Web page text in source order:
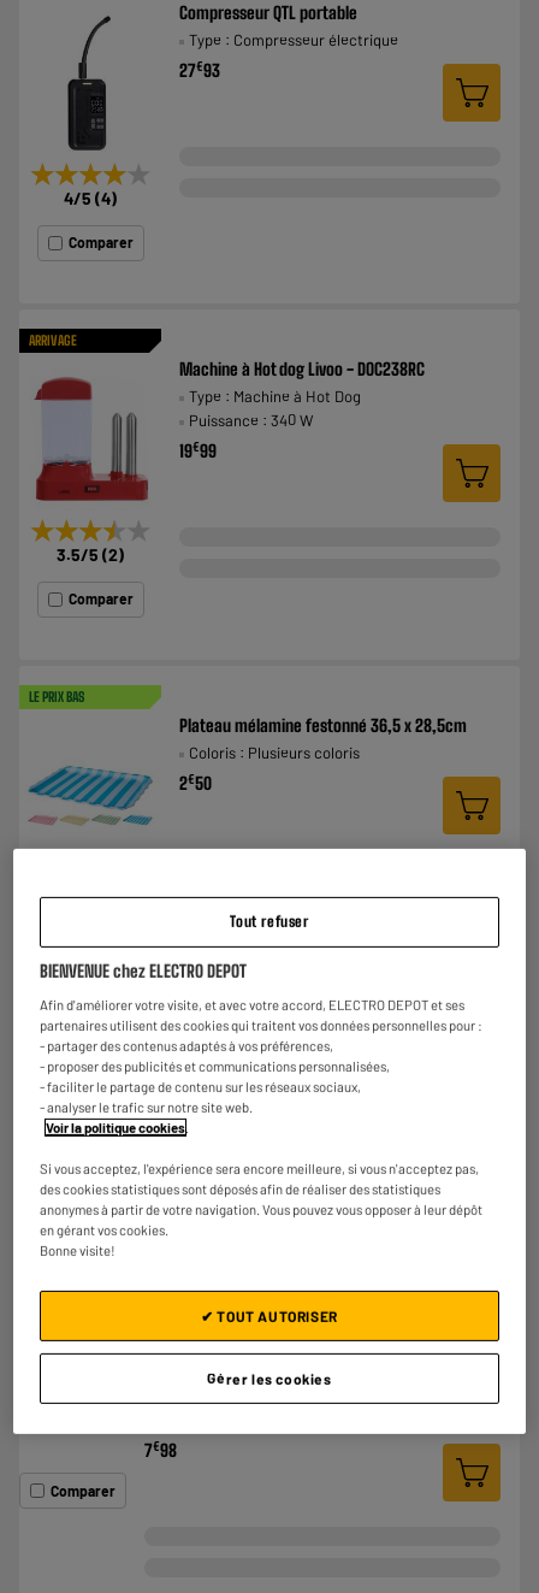
★★★★★
★★★★★
4/5 (4)
Comparer
Compresseur QTL portable
Type : Compresseur électrique
27€93
ARRIVAGE
★★★★★
★★★★★
3.5/5 (2)
Comparer
Machine à Hot dog Livoo - DOC238RC
Type : Machine à Hot Dog
Puissance : 340 W
19€99
LE PRIX BAS
Plateau mélamine festonné 36,5 x 28,5cm
Coloris : Plusieurs coloris
2€50
ARRIVAGE
Comparer
Distributeur de croquettes connecté PAWZZ avec
caméra et fontaine à eau
69€90
Comparer
Lecteur de Cartes 6 en 1 Edenwood USB-A / USB-C /
Micro USB – SD, Micro SD, USB 3.0
7€98
Tout refuser
BIENVENUE chez ELECTRO DEPOT
Afin d'améliorer votre visite, et avec votre accord, ELECTRO DEPOT et ses
partenaires utilisent des cookies qui traitent vos données personnelles pour :
- partager des contenus adaptés à vos préférences,
- proposer des publicités et communications personnalisées,
- faciliter le partage de contenu sur les réseaux sociaux,
- analyser le trafic sur notre site web.
Voir la politique cookies.
Si vous acceptez, l'expérience sera encore meilleure, si vous n'acceptez pas,
des cookies statistiques sont déposés afin de réaliser des statistiques
anonymes à partir de votre navigation. Vous pouvez vous opposer à leur dépôt
en gérant vos cookies.
Bonne visite!
Gérer les cookies
✔ TOUT AUTORISER